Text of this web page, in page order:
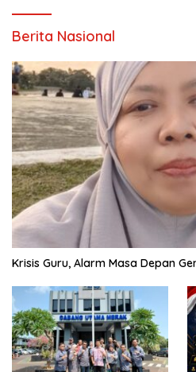
Berita Nasional
Krisis Guru, Alarm Masa Depan